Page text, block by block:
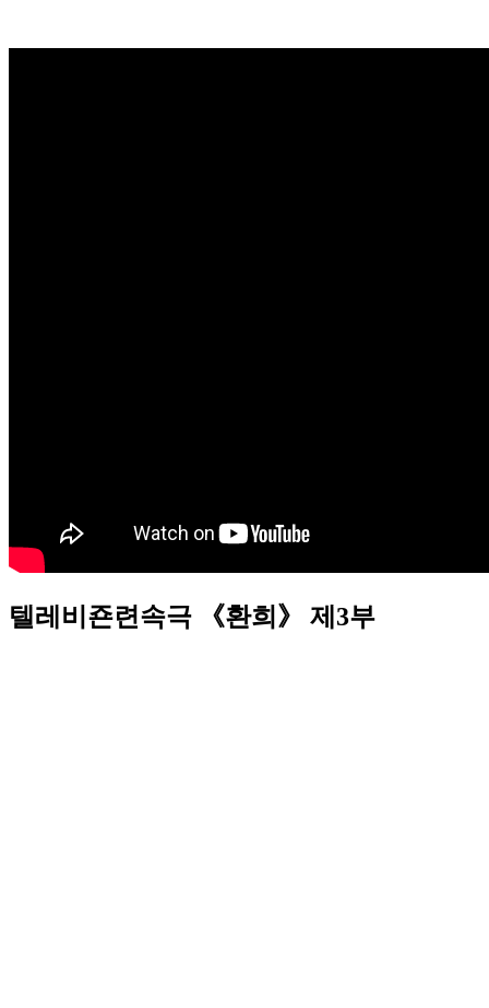
텔레비죤련속극 《환희》 제3부